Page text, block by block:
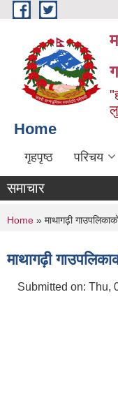
Skip to main content
Home
गृहपृष्ठ परिचय
समाचार
You are
Home » माथागढ़ी
माथागढ़ी
Submitted on: Thu,